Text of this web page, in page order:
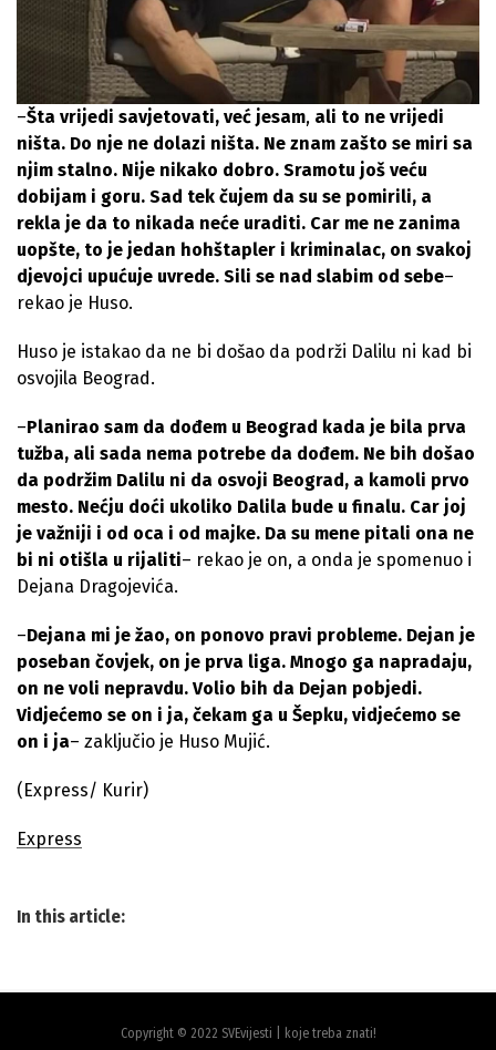
–Šta vrijedi savjetovati, već jesam, ali to ne vrijedi
ništa. Do nje ne dolazi ništa. Ne znam zašto se miri sa
njim stalno. Nije nikako dobro. Sramotu još veću
dobijam i goru. Sad tek čujem da su se pomirili, a
rekla je da to nikada neće uraditi. Car me ne zanima
uopšte, to je jedan hohštapler i kriminalac, on svakoj
djevojci upućuje uvrede. Sili se nad slabim od sebe–
rekao je Huso.
Huso je istakao da ne bi došao da podrži Dalilu ni kad bi
osvojila Beograd.
–Planirao sam da dođem u Beograd kada je bila prva
tužba, ali sada nema potrebe da dođem. Ne bih došao
da podržim Dalilu ni da osvoji Beograd, a kamoli prvo
mesto. Nećju doći ukoliko Dalila bude u finalu. Car joj
je važniji i od oca i od majke. Da su mene pitali ona ne
bi ni otišla u rijaliti– rekao je on, a onda je spomenuo i
Dejana Dragojevića.
–Dejana mi je žao, on ponovo pravi probleme. Dejan je
poseban čovjek, on je prva liga. Mnogo ga napradaju,
on ne voli nepravdu. Volio bih da Dejan pobjedi.
Vidjećemo se on i ja, čekam ga u Šepku, vidjećemo se
on i ja– zaključio je Huso Mujić.
(Express/ Kurir)
Express
In this article:
Copyright © 2022 SVEvijesti | koje treba znati!